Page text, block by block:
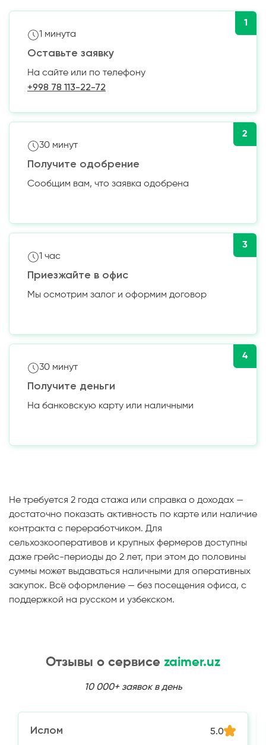
1
1 минута
Оставьте заявку
На сайте или по телефону
+998 78 113-22-72
2
30 минут
Получите одобрение
Сообщим вам, что заявка одобрена
3
1 час
Приезжайте в офис
Мы осмотрим залог и оформим договор
4
30 минут
Получите деньги
На банковскую карту или наличными
Не требуется 2 года стажа или справка о доходах —
достаточно показать активность по карте или наличие
контракта с переработчиком. Для
сельхозкооперативов и крупных фермеров доступны
даже грейс-периоды до 2 лет, при этом до половины
суммы может выдаваться наличными для оперативных
закупок. Всё оформление — без посещения офиса, с
поддержкой на русском и узбекском.
Отзывы о сервисе zaimer.uz
10 000+ заявок в день
Ислом 5.0